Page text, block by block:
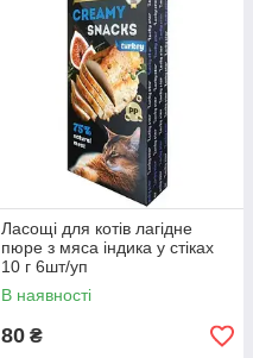
Ласощі для котів лагідне
пюре з мяса індика у стіках
10 г 6шт/уп
В наявності
80 ₴